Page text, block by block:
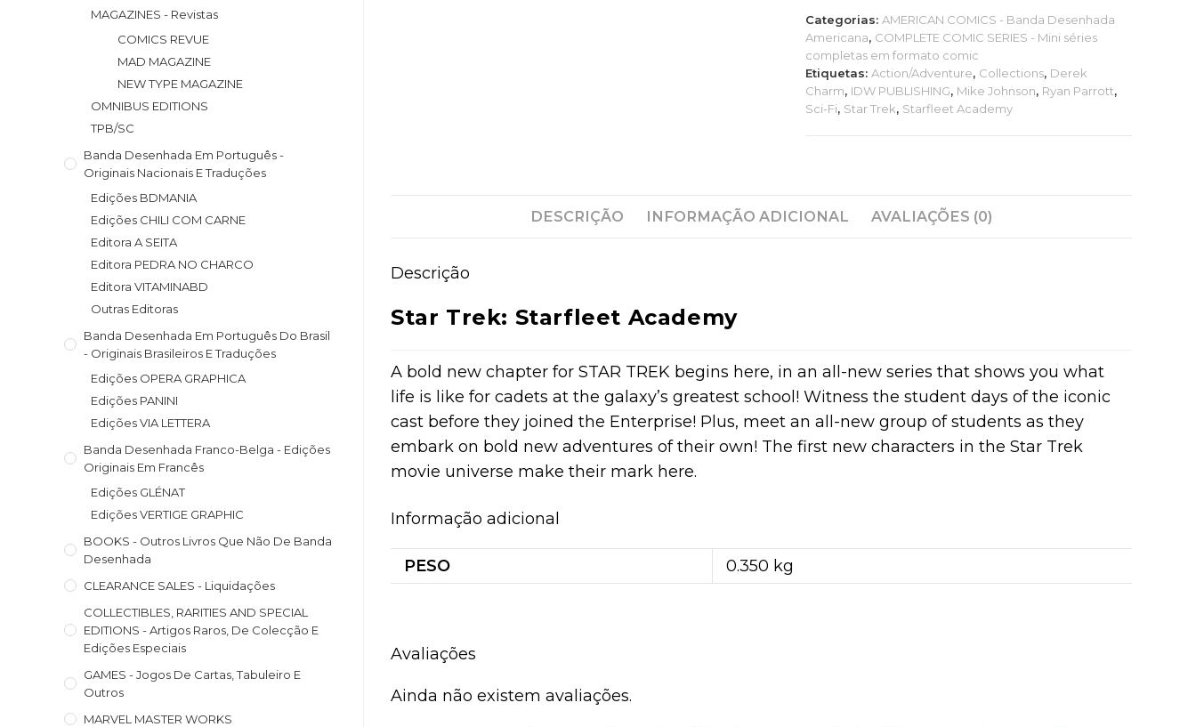
STARFLEET
ACADEMY
(MS
5)
Categorias: AMERICAN COMICS - Banda Desenhada
Americana, COMPLETE COMIC SERIES - Mini séries
completas em formato comic
Etiquetas: Action/Adventure, Collections, Derek
Charm, IDW PUBLISHING, Mike Johnson, Ryan Parrott,
Sci-Fi, Star Trek, Starfleet Academy
DESCRIÇÃO INFORMAÇÃO ADICIONAL AVALIAÇÕES (0)
Descrição
Star Trek: Starfleet Academy
A bold new chapter for STAR TREK begins here, in an all-new series that shows you what
life is like for cadets at the galaxy’s greatest school! Witness the student days of the iconic
cast before they joined the Enterprise! Plus, meet an all-new group of students as they
embark on bold new adventures of their own! The first new characters in the Star Trek
movie universe make their mark here.
Informação adicional
PESO 0.350 kg
Avaliações
Ainda não existem avaliações.
MAGAZINES - Revistas
COMICS REVUE
MAD MAGAZINE
NEW TYPE MAGAZINE
OMNIBUS EDITIONS
TPB/SC
Banda Desenhada Em Português -
Originais Nacionais E Traduções
Edições BDMANIA
Edições CHILI COM CARNE
Editora A SEITA
Editora PEDRA NO CHARCO
Editora VITAMINABD
Outras Editoras
Banda Desenhada Em Português Do Brasil
- Originais Brasileiros E Traduções
Edições OPERA GRAPHICA
Edições PANINI
Edições VIA LETTERA
Banda Desenhada Franco-Belga - Edições
Originais Em Francês
Edições GLÉNAT
Edições VERTIGE GRAPHIC
BOOKS - Outros Livros Que Não De Banda
Desenhada
CLEARANCE SALES - Liquidações
COLLECTIBLES, RARITIES AND SPECIAL
EDITIONS - Artigos Raros, De Colecção E
Edições Especiais
GAMES - Jogos De Cartas, Tabuleiro E
Outros
MARVEL MASTER WORKS